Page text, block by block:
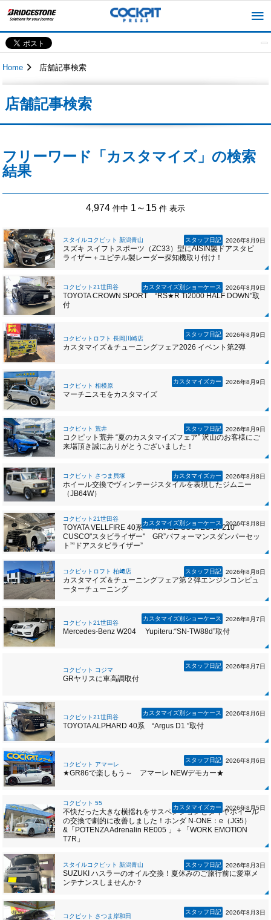
Home 店舗記事検索
店舗記事検索
フリーワード「カスタマイズ」の検索
結果
4,974 件中 1～15 件 表示
スタッフ日記 2026年8月9日
スタイルコクピット 新潟青山
スズキ スイフトスポーツ（ZC33）型にAISIN製ドアスタビ
ライザー＋ユピテル製レーダー探知機取り付け！
カスタマイズ別ショーケース 2026年8月9日
コクピット21世田谷
TOYOTA CROWN SPORT “RS★R Ti2000 HALF DOWN"取
付
スタッフ日記 2026年8月9日
コクピットロフト 長岡川崎店
カスタマイズ＆チューニングフェア2026 イベント第2弾
カスタマイズカー 2026年8月9日
コクピット 相模原
マーチニスモをカスタマイズ
スタッフ日記 2026年8月9日
コクピット 荒井
コクピット荒井 “夏のカスタマイズフェア” 沢山のお客様にご
来場頂き誠にありがとうございました！
カスタマイズカー 2026年8月8日
コクピット さつま貝塚
ホイール交換でヴィンテージスタイルを表現したジムニー
（JB64W）
カスタマイズ別ショーケース 2026年8月8日
コクピット21世田谷
TOYATA VELLFIRE 40系 TANABE"SUSTEC DF210"
CUSCO"スタビライザー" GR”パフォーマンスダンパーセッ
ト”“ドアスタビライザー”
スタッフ日記 2026年8月8日
コクピットロフト 柏﨑店
カスタマイズ＆チューニングフェア第２弾エンジンコンピュ
ーターチューニング
カスタマイズ別ショーケース 2026年8月7日
コクピット21世田谷
Mercedes-Benz W204 Yupiteru:“SN-TW88d”取付
スタッフ日記 2026年8月7日
コクピット コジマ
GRヤリスに車高調取付
カスタマイズ別ショーケース 2026年8月6日
コクピット21世田谷
TOYOTA ALPHARD 40系 “Argus D1 ”取付
スタッフ日記 2026年8月6日
コクピット アマーレ
★GR86で楽しもう～ アマーレ NEWデモカー★
カスタマイズカー 2026年8月5日
コクピット 55
不快だった大きな横揺れをサスペンションとタイヤホイール
の交換で劇的に改善しました！ホンダ N-ONE：e（JG5）
&「POTENZA Adrenalin RE005 」＋「WORK EMOTION
T7R」
スタッフ日記 2026年8月3日
スタイルコクピット 新潟青山
SUZUKI ハスラーのオイル交換！夏休みのご旅行前に愛車メ
ンテナンスしませんか？
スタッフ日記 2026年8月3日
コクピット さつま岸和田